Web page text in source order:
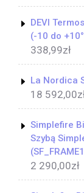
DEVI
(-10 do
338,99zł
La Nordica
18 592,00
Simplefire
Szybą
2 290,00zł